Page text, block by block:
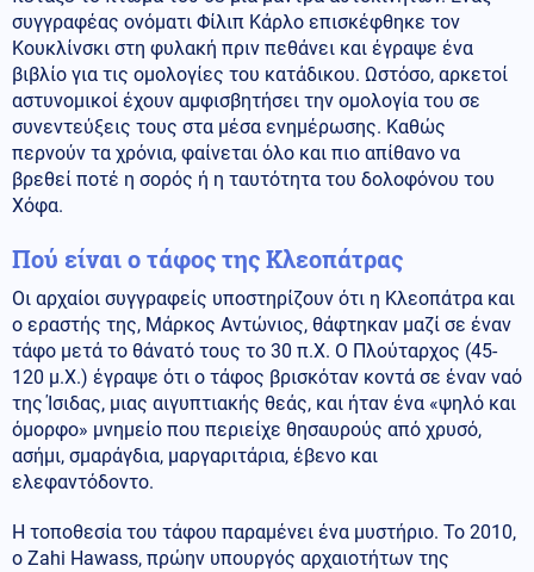
συγγραφέας ονόματι Φίλιπ Κάρλο επισκέφθηκε τον
Κουκλίνσκι στη φυλακή πριν πεθάνει και έγραψε ένα
βιβλίο για τις ομολογίες του κατάδικου. Ωστόσο, αρκετοί
αστυνομικοί έχουν αμφισβητήσει την ομολογία του σε
συνεντεύξεις τους στα μέσα ενημέρωσης. Καθώς
περνούν τα χρόνια, φαίνεται όλο και πιο απίθανο να
βρεθεί ποτέ η σορός ή η ταυτότητα του δολοφόνου του
Χόφα.
Πού είναι ο τάφος της Κλεοπάτρας
Οι αρχαίοι συγγραφείς υποστηρίζουν ότι η Κλεοπάτρα και
ο εραστής της, Μάρκος Αντώνιος, θάφτηκαν μαζί σε έναν
τάφο μετά το θάνατό τους το 30 π.Χ. Ο Πλούταρχος (45-
120 μ.Χ.) έγραψε ότι ο τάφος βρισκόταν κοντά σε έναν ναό
της Ίσιδας, μιας αιγυπτιακής θεάς, και ήταν ένα «ψηλό και
όμορφο» μνημείο που περιείχε θησαυρούς από χρυσό,
ασήμι, σμαράγδια, μαργαριτάρια, έβενο και
ελεφαντόδοντο.
Η τοποθεσία του τάφου παραμένει ένα μυστήριο. Το 2010,
ο Zahi Hawass, πρώην υπουργός αρχαιοτήτων της